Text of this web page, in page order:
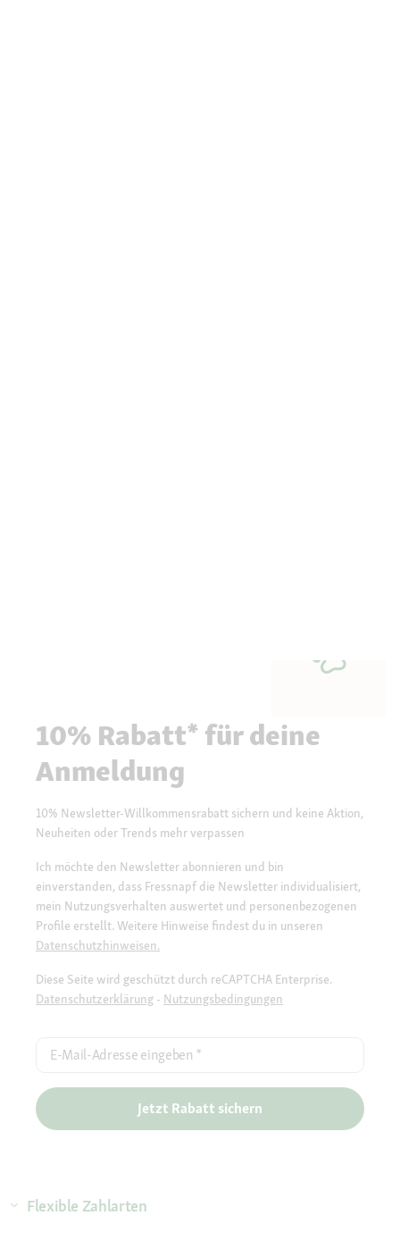
10% Rabatt* für deine
Anmeldung
10% Newsletter-Willkommensrabatt sichern und keine Aktion,
Neuheiten oder Trends mehr verpassen
Ich möchte den Newsletter abonnieren und bin
einverstanden, dass Fressnapf die Newsletter individualisiert,
mein Nutzungsverhalten auswertet und personenbezogenen
Profile erstellt. Weitere Hinweise findest du in unseren
Datenschutzhinweisen.
Diese Seite wird geschützt durch reCAPTCHA Enterprise.
Datenschutzerklärung - Nutzungsbedingungen
E-Mail-Adresse eingeben *
Jetzt Rabatt sichern
Flexible Zahlarten